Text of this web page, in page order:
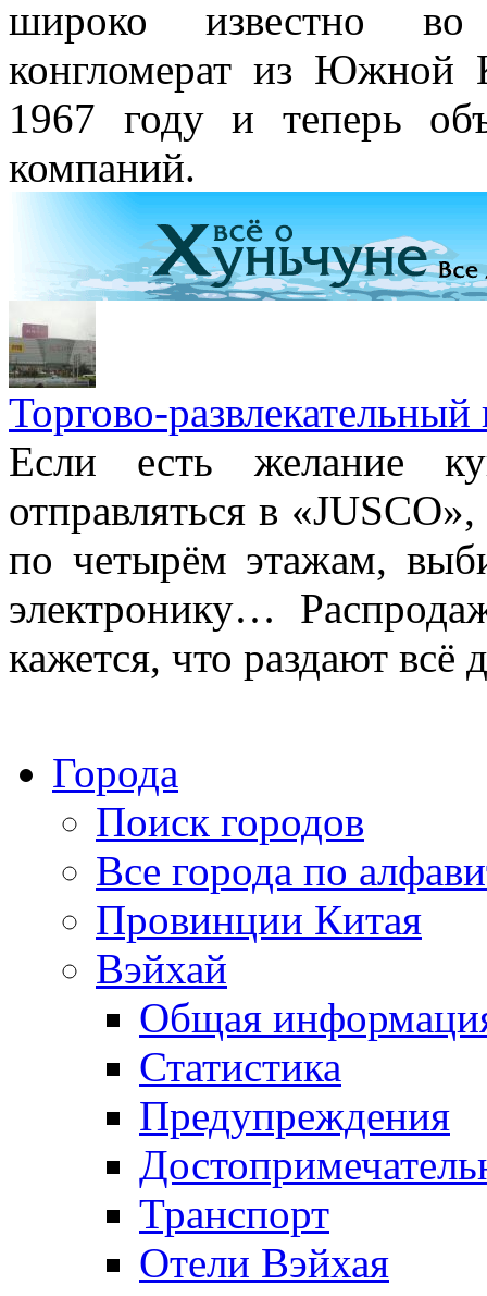
широко известно
конгломерат из Южной
1967 году и теперь
компаний.
Торгово-
Если есть желание
отправляться в
по четырём этажам,
электронику…
кажется, что раздают всё
Города
Поиск городов
Все города по
Провинции Китая
Вэйхай
Общая
Статистика
Предупреждения
Транспорт
Отели Вэйхая